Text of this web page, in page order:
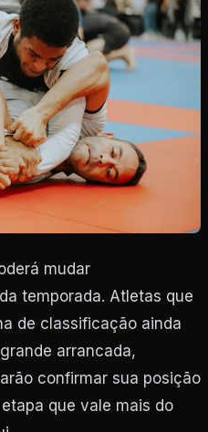
mudar
temporada. Atletas que
de classificação ainda
arrancada,
confirmar sua posição
que vale mais do